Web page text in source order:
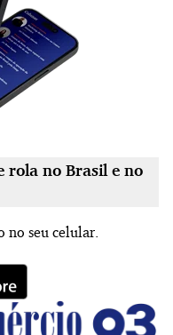
rola no Brasil e no
no seu celular.